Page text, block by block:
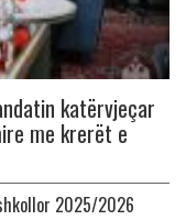
katërvjeçar
me krerët e
2025/2026